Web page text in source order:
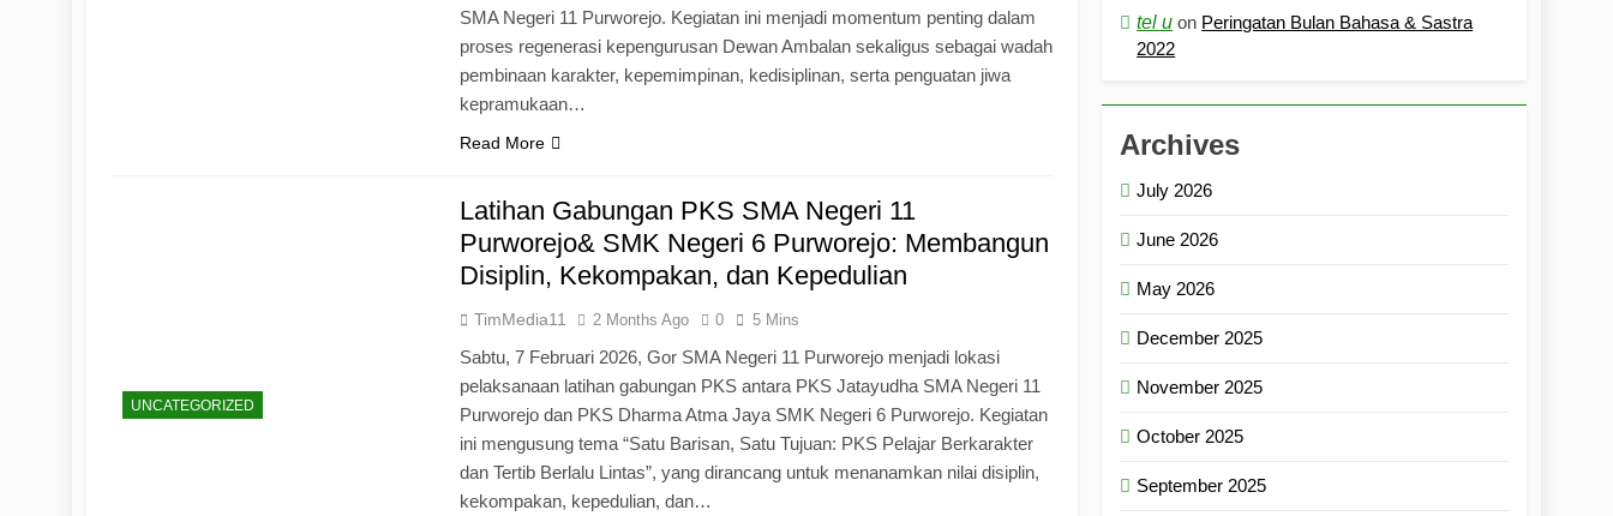
SMA Negeri 11 Purworejo. Kegiatan ini menjadi momentum penting dalam
proses regenerasi kepengurusan Dewan Ambalan sekaligus sebagai wadah
pembinaan karakter, kepemimpinan, kedisiplinan, serta penguatan jiwa
kepramukaan…
Read More
UNCATEGORIZED
Latihan Gabungan PKS SMA Negeri 11
Purworejo& SMK Negeri 6 Purworejo: Membangun
Disiplin, Kekompakan, dan Kepedulian
TimMedia11 2 Months Ago 0 5 Mins
Sabtu, 7 Februari 2026, Gor SMA Negeri 11 Purworejo menjadi lokasi
pelaksanaan latihan gabungan PKS antara PKS Jatayudha SMA Negeri 11
Purworejo dan PKS Dharma Atma Jaya SMK Negeri 6 Purworejo. Kegiatan
ini mengusung tema “Satu Barisan, Satu Tujuan: PKS Pelajar Berkarakter
dan Tertib Berlalu Lintas”, yang dirancang untuk menanamkan nilai disiplin,
kekompakan, kepedulian, dan…
tel u on Peringatan Bulan Bahasa & Sastra
2022
Archives
July 2026
June 2026
May 2026
December 2025
November 2025
October 2025
September 2025